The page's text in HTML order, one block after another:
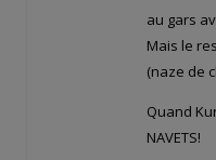
au gars
Mais le
(naze de
Quand
NAVETS!